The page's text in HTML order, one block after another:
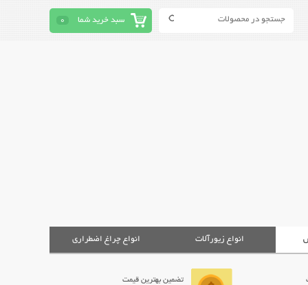
سبد خرید شما 0
انواع زیورآلات انواع چراغ اضطراری
تضمین بهترین قیمت